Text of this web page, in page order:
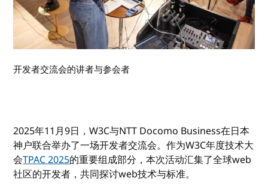
开发者交流会的讲者与参会者
2025年11月9日，W3C与NTT Docomo Business在日本
神户联合举办了一场开发者交流会。作为W3C年度技术大
会TPAC 2025的重要组成部分，本次活动汇集了全球web
社区的开发者，共同探讨web技术与标准。